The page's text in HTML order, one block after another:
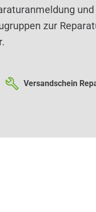
und
zur
Versandschein